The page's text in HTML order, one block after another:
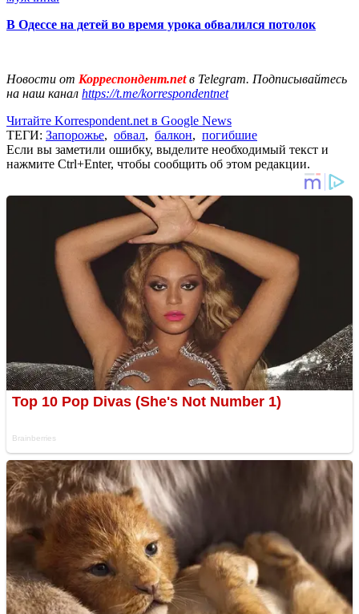
В Одессе на детей во время урока обвалился потолок
Новости от Корреспондент.netв Telegram. Подписывайтесь
на наш канал https://t.me/korrespondentnet
Читайте Korrespondent.net в Google News
ТЕГИ: Запорожье, обвал, балкон, погибшие
Если вы заметили ошибку, выделите необходимый текст и
нажмите Ctrl+Enter, чтобы сообщить об этом редакции.